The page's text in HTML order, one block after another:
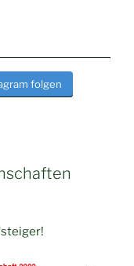
folgen